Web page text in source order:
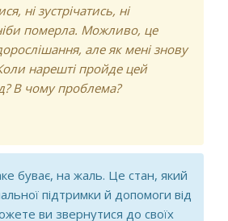
ні зустрічатись, ні
померла. Можливо, це
але як мені знову
нарешті пройде цей
В чому проблема?
буває, на жаль. Це стан, який
підтримки й допомоги від
ви звернутися до своїх